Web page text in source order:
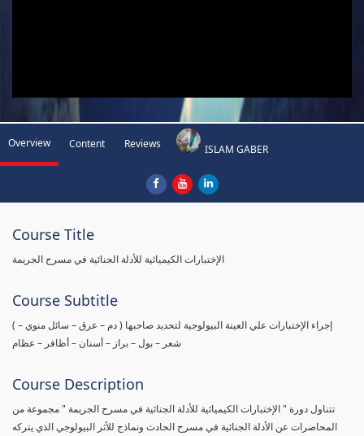
Overview Content Reviews ISLAM GABER
Course Title
الإختبارات الكيميائية للأدلة الجنائية في مسرح الجريمة
Course Subtitle
( إجراء الإختبارات علي العينة البيولوجية لتحديد صاحبها ( دم – عرق – سائل منوي –
شعر – بول – براز – أسنان – أظافر – عظام
Course Description
تتناول دورة " الإختبارات الكيميائية للأدلة الجنائية في مسرح الجريمة " مجموعة من
المحاضرات عن الأدلة الجنائية في مسرح الحادث ونماذج للأثر البيولوجي الذي يتركه